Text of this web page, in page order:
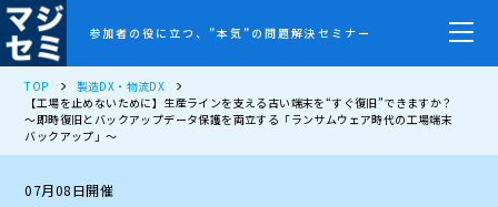
参加者の役に立つ、”本気”の問題解決セミナー
TOP
製造DX・物流DX
【工場を止めないために】生産ラインを支える古い端末を“すぐ復旧”できますか？
～即時復旧とバックアップデータ保護を両立する「ランサムウェア時代の工場端末
バックアップ」～
07月08日開催